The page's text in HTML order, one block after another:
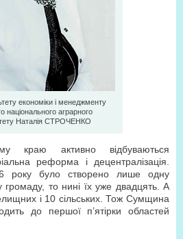
економіки і менеджменту
національного аграрного
Наталія СТРОЧЕНКО
краю активно відбуваються
реформа і децентралізація.
року було створено лише одну
громаду, то нині їх уже двадцять. А
і 10 сільських. Тож Сумщина
до першої п’ятірки областей